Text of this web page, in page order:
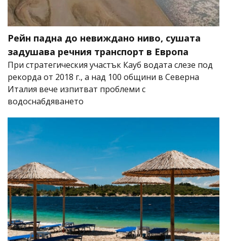
Рейн падна до невиждано ниво, сушата
задушава речния транспорт в Европа
При стратегическия участък Кауб водата слезе под
рекорда от 2018 г., а над 100 общини в Северна
Италия вече изпитват проблеми с
водоснабдяването